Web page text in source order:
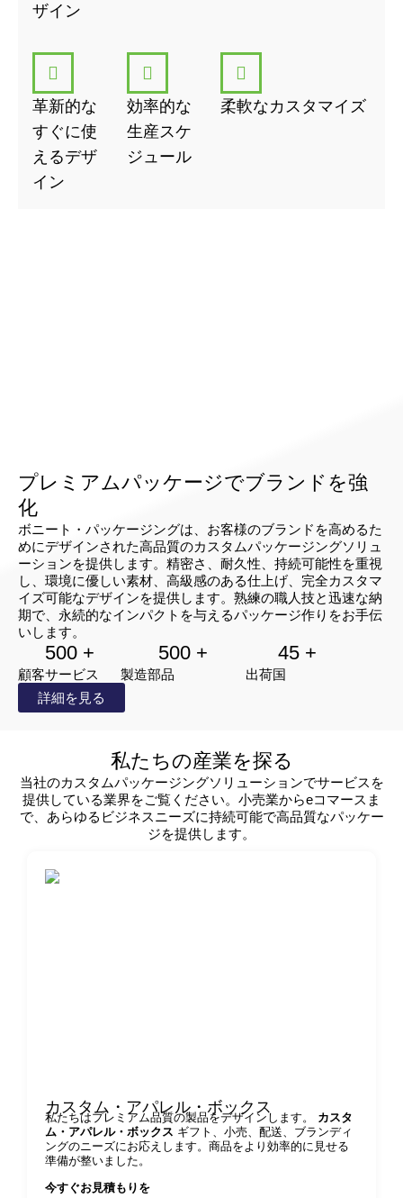
ムレスで豪華な開封体験を提供します。
これらの要素が正確にフィットすることで、
に最適なボックスとなっている。
肩・首用リジッドボ
ックスを使用する利
ブランド・アイデンテ
ィティに合わせたカス
タマイズ
ボニート・パッケージングでは、オーダーメ
イドのデザイン、ブランドロゴ、箔押し、エ
ンボス、テクスチャー仕上げなど、完全なカ
スタマイズが可能です。
強化された開封体験
は、高級品や贈り物に最適で、箱から取り出
す瞬間に思い出を残します。
環境に優しく持続可能
ックス 大切なアクセサリーの保護とプ
レゼンテーションに最適。
ハイエンド・エレクトロニック・パッケ
ージング高級ガジェット、スマートウ
ォッチ、高級技術アクセサリーに最適。
ザイン
革新的な
すぐに使
えるデザ
イン
効率的な
生産スケ
ジュール
柔軟なカスタマイズ
プレミアムパッケージでブランドを強
化
ボニート・パッケージングは、お客様のブランドを高めるた
めにデザインされた高品質のカスタムパッケージングソリュ
ーションを提供します。精密さ、耐久性、持続可能性を重視
し、環境に優しい素材、高級感のある仕上げ、完全カスタマ
イズ可能なデザインを提供します。熟練の職人技と迅速な納
期で、永続的なインパクトを与えるパッケージ作りをお手伝
いします。
500 +
顧客サービス
500 +
製造部品
45 +
出荷国
詳細を見る
私たちの産業を探る
当社のカスタムパッケージングソリューションでサービスを
提供している業界をご覧ください。小売業からeコマースま
で、あらゆるビジネスニーズに持続可能で高品質なパッケー
ジを提供します。
カスタム・アパレル・ボックス
私たちはプレミアム品質の製品をデザインします。 カスタ
ム・アパレル・ボックス ギフト、小売、配送、ブランディ
ングのニーズにお応えします。商品をより効率的に見せる
準備が整いました。
今すぐお見積もりを